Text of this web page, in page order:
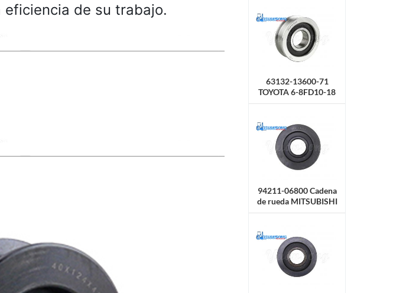
63132-13600-71
TOYOTA 6-8FD10-18
6-7FB10-18 Cadena de
94211-06800 Cadena
de rueda MITSUBISHI
de su trabajo.